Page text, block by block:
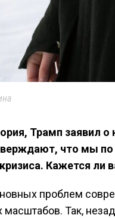
Трамп заявил о
что мы по
Кажется ли
проблем
масштабов. Так,